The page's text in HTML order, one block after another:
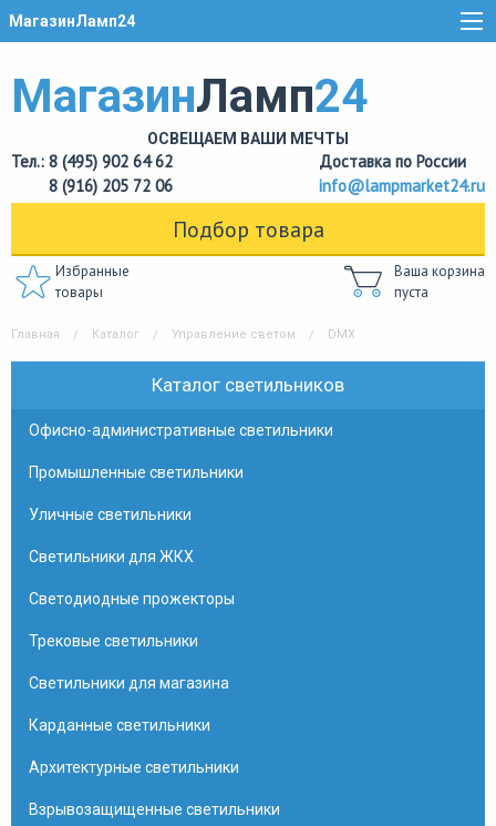
МагазинЛамп24
МагазинЛамп24
ОСВЕЩАЕМ ВАШИ МЕЧТЫ
Тел.: 8 (495) 902 64 62
8 (916) 205 72 06
Доставка по России
info@lampmarket24.ru
Подбор товара
Избранные
товары
Ваша корзина
пуста
Главная Каталог Управление светом DMX
Каталог светильников
Офисно-административные светильники
Промышленные светильники
Уличные светильники
Светильники для ЖКХ
Светодиодные прожекторы
Трековые светильники
Светильники для магазина
Карданные светильники
Архитектурные светильники
Взрывозащищенные светильники